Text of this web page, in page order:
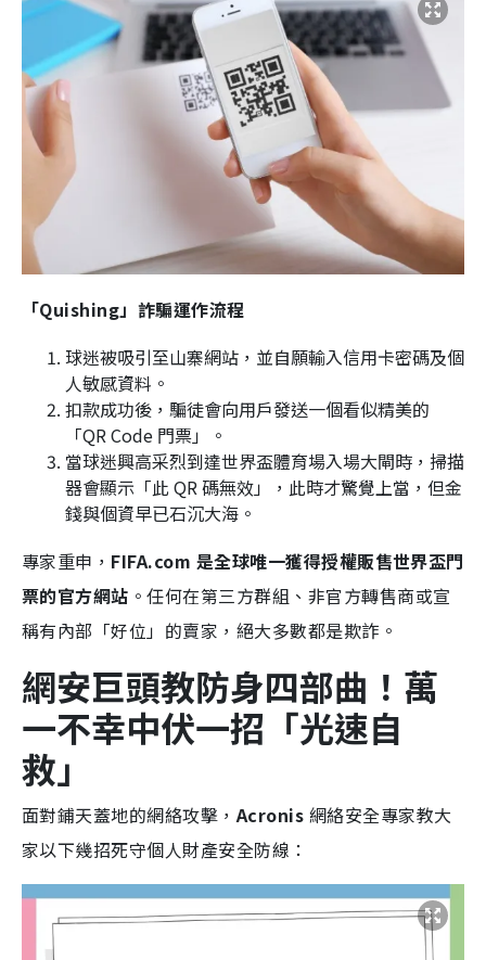
「Quishing」詐騙運作流程
球迷被吸引至山寨網站，並自願輸入信用卡密碼及個
人敏感資料。
扣款成功後，騙徒會向用戶發送一個看似精美的
「QR Code 門票」。
當球迷興高采烈到達世界盃體育場入場大閘時，掃描
器會顯示「此 QR 碼無效」，此時才驚覺上當，但金
錢與個資早已石沉大海。
專家重申， FIFA.com 是全球唯一獲得授權販售世界盃門
票的官方網站 。任何在第三方群組、非官方轉售商或宣
稱有內部「好位」的賣家，絕大多數都是欺詐。
網安巨頭教防身四部曲！萬
一不幸中伏一招「光速自
救」
面對鋪天蓋地的網絡攻擊，Acronis 網絡安全專家教大
家以下幾招死守個人財產安全防線：